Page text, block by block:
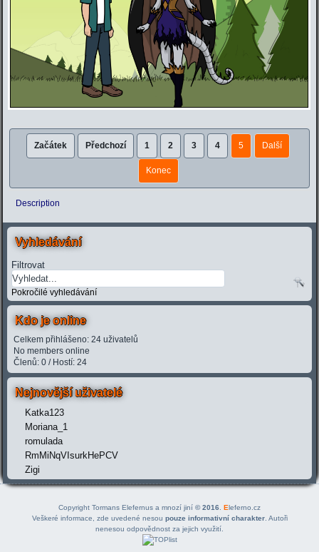
Začátek Předchozí 1 2 3 4 5 Další
Konec
Description
Vyhledávání
Filtrovat
Pokročilé vyhledávání
Kdo je online
Celkem přihlášeno: 24 uživatelů
No members online
Členů: 0 / Hostí: 24
Nejnovější uživatelé
Katka123
Moriana_1
romulada
RmMiNqVIsurkHePCV
Zigi
Copyright Tormans Elefernus a mnozí jiní © 2016. Eleferno.cz
Veškeré informace, zde uvedené nesou pouze informativní charakter. Autoři
nenesou odpovědnost za jejich využití.